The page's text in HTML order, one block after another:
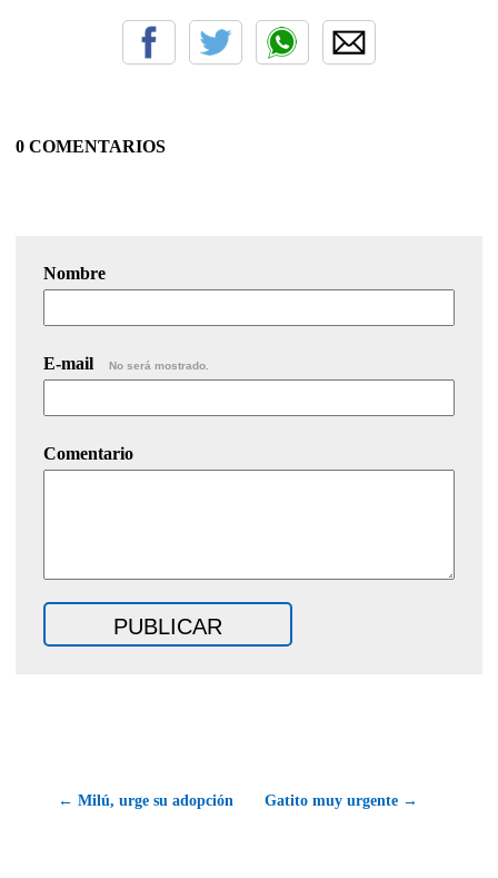
0 COMENTARIOS
Nombre
E-mail No será mostrado.
Comentario
← Milú, urge su adopción Gatito muy urgente →